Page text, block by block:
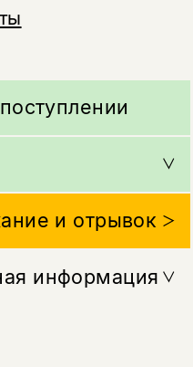
и отрывок
информация